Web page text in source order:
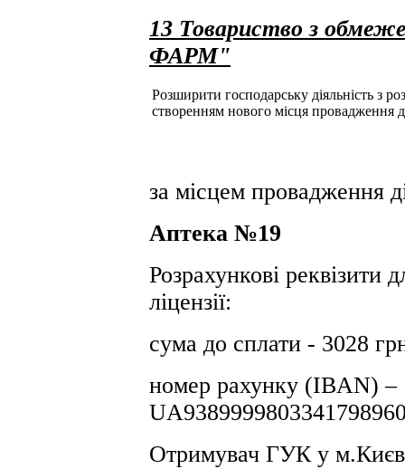
13 Товариство з
ФАРМ"
Розширити господарську діяльність з
створенням нового місця провадження
за місцем провадження
Аптека №19
Розрахункові реквізити
ліцензії:
сума до сплати - 3028
номер рахунку (IBAN) –
Отримувач ГУК у